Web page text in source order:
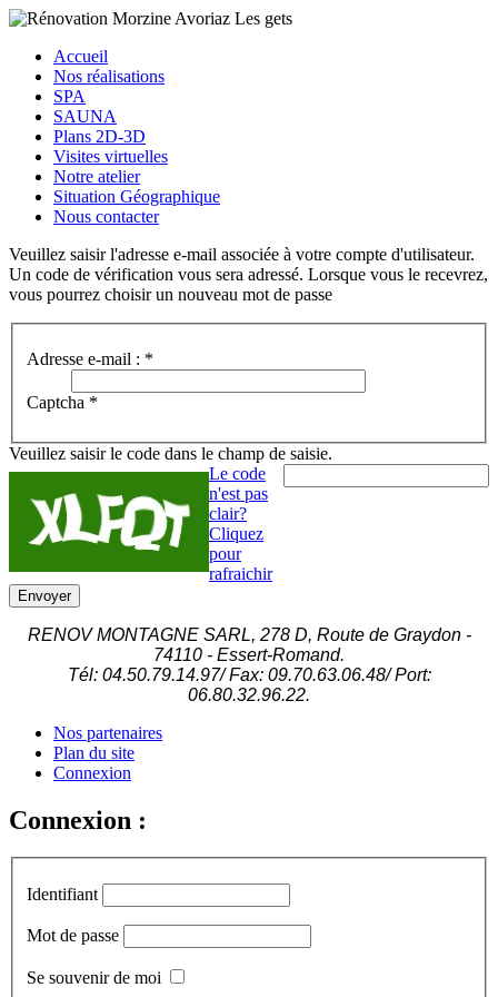
Accueil
Nos réalisations
SPA
SAUNA
Plans 2D-3D
Visites virtuelles
Notre atelier
Situation Géographique
Nous contacter
Veuillez saisir l'adresse e-mail associée à votre compte d'utilisateur.
Un code de vérification vous sera adressé. Lorsque vous le recevrez,
vous pourrez choisir un nouveau mot de passe
Adresse e-mail : *
Captcha *
Veuillez saisir le code dans le champ de saisie.
Le code
n'est pas
clair?
Cliquez
pour
rafraichir
Envoyer
RENOV MONTAGNE SARL, 278 D, Route de Graydon -
74110 - Essert-Romand.
Tél: 04.50.79.14.97/ Fax: 09.70.63.06.48/ Port:
06.80.32.96.22.
Nos partenaires
Plan du site
Connexion
Connexion :
Identifiant
Mot de passe
Se souvenir de moi